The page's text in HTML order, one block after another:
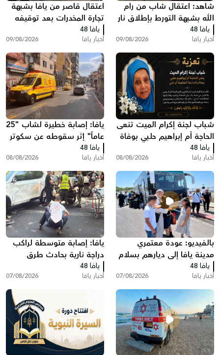
شاهد: اعتقال شاب من رام
الله بشبهة التورط بإطلاق نار
في يافا
يافا 48
أخبار يافا 09/08/2026
اعتقال قاصر من يافا بشبهة
تجارة المخدرات بعد توقيفه
بسبب مخالفة مرورية
يافا 48
أخبار يافا 09/08/2026
شباب لجنة إكرام الميت تنعى
الحاجة أم إبراهيم حلبي بوفاة
والدتها الحاجة أم علي
يافا 48
أخبار يافا 08/08/2026
يافا: إصابة خطيرة لشاب "25
عاماً" إثر سقوطه عن سكوتر
كهربائي
يافا 48
أخبار يافا 08/08/2026
بالفيديو: عودة معتمري
مدينة يافا إلى ديارهم بسلام
بعد أداء مناسك العمرة
يافا 48
أخبار يافا 07/08/2026
يافا: إصابة متوسطة لراكب
دراجة نارية بحادث طرق
يافا 48
أخبار يافا 07/08/2026